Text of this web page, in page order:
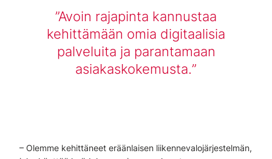
Avoin rajapinta kannustaa
kehittämään omia digitaalisia
palveluita ja parantamaan
asiakaskokemusta.
– Olemme kehittäneet eräänlaisen liikennevalojärjestelmän,